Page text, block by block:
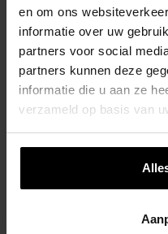
en om ons
informatie over uw
partners voor social
partners kunnen deze
informatie die u aan ze
verzameld op basis van
Houten Ringtrapeze